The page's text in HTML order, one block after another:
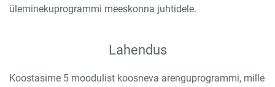
üleminekuprogrammi meeskonna juhtidele.
Lahendus
Koostasime 5 moodulist koosneva arenguprogrammi, mille